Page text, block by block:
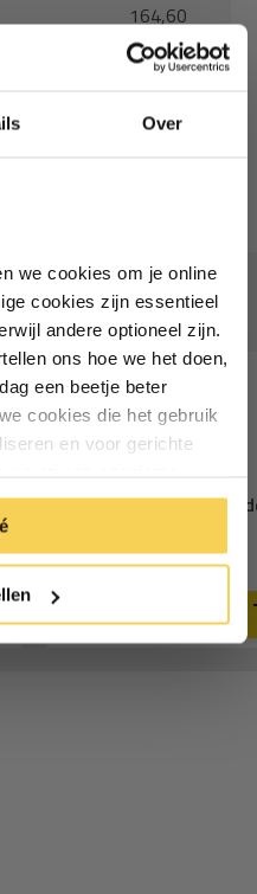
Over
we cookies om je online
cookies zijn essentieel
andere optioneel zijn.
ons hoe we het doen,
een beetje beter
cookies die het gebruik
en voor gerichte
te accepteren. Of
niet akkoord gaat met
164,60
14,36
10x12 blauw 100gr
73,67
Deliverytime
en